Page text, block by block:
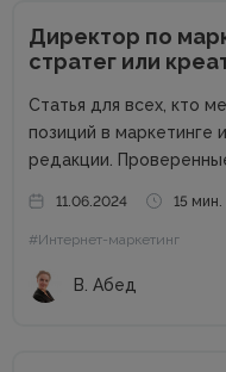
Директор по
стратег или
Статья для всех, кто
позиций в маркетинге и
редакции.
на наш телеграм-
новую порцию...
11.06.2024 15 мин.
#Интернет-маркетинг
В. Абед